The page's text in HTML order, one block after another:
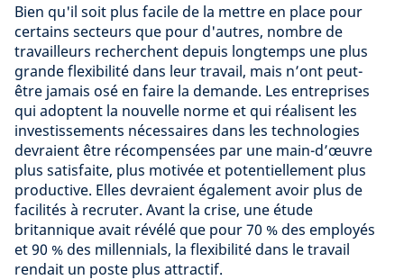
Bien qu'il soit plus facile de la mettre en place pour
certains secteurs que pour d'autres, nombre de
travailleurs recherchent depuis longtemps une plus
grande flexibilité dans leur travail, mais n’ont peut-
être jamais osé en faire la demande. Les entreprises
qui adoptent la nouvelle norme et qui réalisent les
investissements nécessaires dans les technologies
devraient être récompensées par une main-d’œuvre
plus satisfaite, plus motivée et potentiellement plus
productive. Elles devraient également avoir plus de
facilités à recruter. Avant la crise, une étude
britannique avait révélé que pour 70 % des employés
et 90 % des millennials, la flexibilité dans le travail
rendait un poste plus attractif.